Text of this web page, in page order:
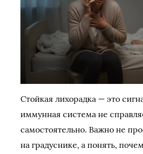
Стойкая лихорадка — это
иммунная система не
самостоятельно. Важно не
на градуснике, а понять,